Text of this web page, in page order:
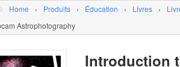
Home › Produits › Éducation › Livres ›
Astrophotography
Introduction